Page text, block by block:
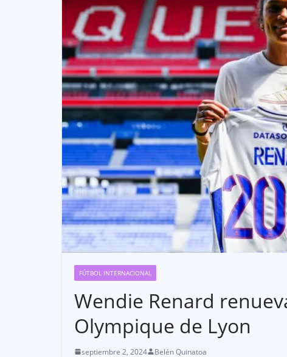
FÚTBOL INTERNACIONAL
Wendie Renard
Olympique de Lyon
septiembre 2, 2024 Belén Quinatoa